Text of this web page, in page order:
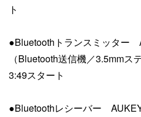
ト
●Bluetoothトランスミッター
（Bluetooth送信機／3.5mmス
3:49スタート
●Bluetoothレシーバー